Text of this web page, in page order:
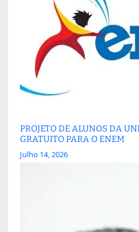
PROJETO DE ALUNOS DA
GRATUITO PARA O ENEM
Julho 14, 2026